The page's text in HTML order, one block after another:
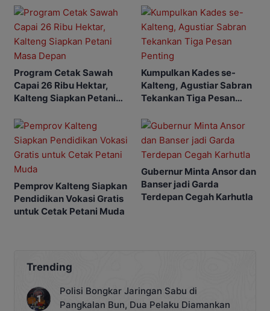
Program Cetak Sawah
Capai 26 Ribu Hektar,
Kalteng Siapkan Petani
Kumpulkan Kades se-
Kalteng, Agustiar Sabran
Tekankan Tiga Pesan
Pemprov Kalteng Siapkan
Pendidikan Vokasi Gratis
untuk Cetak Petani Muda
Gubernur Minta Ansor dan
Banser jadi Garda
Terdepan Cegah Karhutla
Trending
Polisi Bongkar Jaringan Sabu di
Pangkalan Bun, Dua Pelaku Diamankan